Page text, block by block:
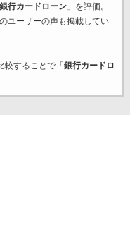
銀行カードローン」を評価。
ユーザーの声も掲載してい
較することで「 銀行カードロ